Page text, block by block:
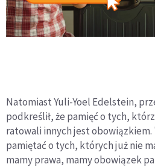
Natomiast Yuli-Yoel Edelstein,
podkreślił, że pamięć o tych,
ratowali innych jest obowiązkiem.
pamiętać o tych, których już nie
mamy prawa, mamy obowiązek